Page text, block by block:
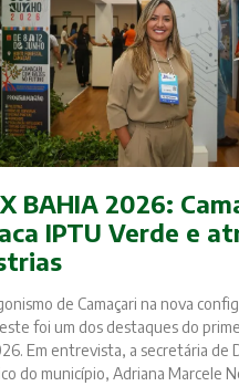
BAHIA 2026:
IPTU Verde e
de Camaçari na nova
foi um dos destaques do
Em entrevista, a secretária de
do município, Adriana Marcele